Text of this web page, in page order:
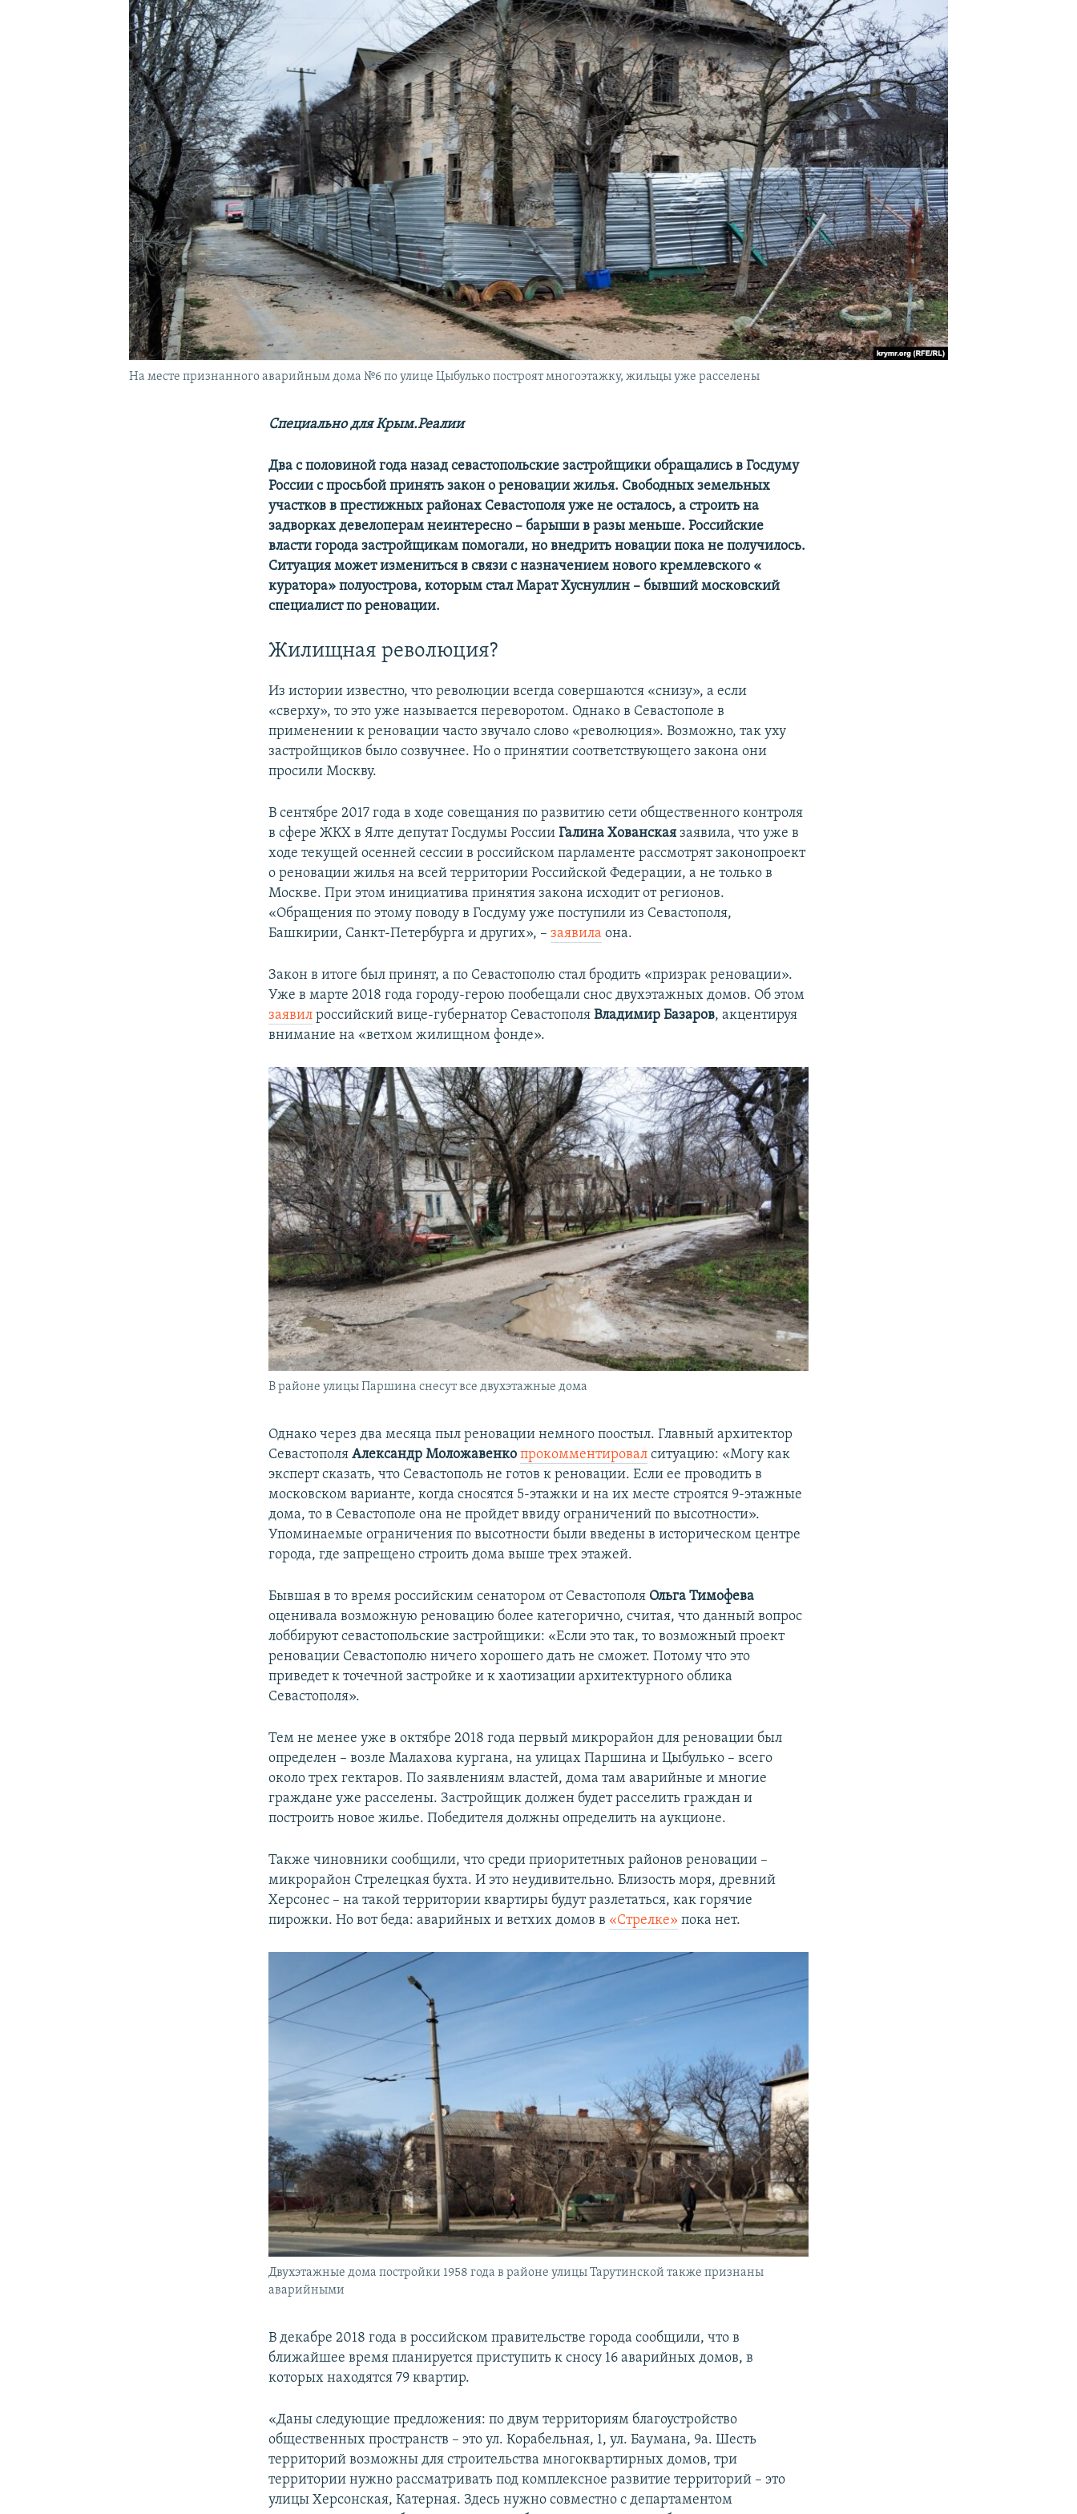
КРЫМ.НЕПОКОРЕННЫЙ
УКРАИНСКАЯ ПРОБЛЕМА КРЫМА
На месте признанного аварийным дома №6 по улице Цыбулько построят многоэтажку, жильцы уже расселены
Специально для Крым.Реалии​
Два с половиной года назад севастопольские застройщики обращались в Госдуму
России с просьбой принять закон о реновации жилья. Свободных земельных
участков в престижных районах Севастополя уже не осталось, а строить на
задворках девелоперам неинтересно – барыши в разы меньше. Российские
власти города застройщикам помогали, но внедрить новации пока не получилось.
Ситуация может измениться в связи с назначением нового кремлевского «​
куратора»​ полуострова, которым стал Марат Хуснуллин – бывший московский
специалист по реновации.
Жилищная революция?
Из истории известно, что революции всегда совершаются «снизу», а если
«сверху», то это уже называется переворотом. Однако в Севастополе в
применении к реновации часто звучало слово «революция». Возможно, так уху
застройщиков было созвучнее. Но о принятии соответствующего закона они
просили Москву.
В сентябре 2017 года в ходе совещания по развитию сети общественного контроля
в сфере ЖКХ в Ялте депутат Госдумы РоссииГалина Хованская заявила, что уже в
ходе текущей осенней сессии в российском парламенте рассмотрят законопроект
о реновации жилья на всей территории Российской Федерации, а не только в
Москве. При этом инициатива принятия закона исходит от регионов.
«Обращения по этому поводу в Госдуму уже поступили из Севастополя,
Башкирии, Санкт-Петербурга и других», –заявила она.
Закон в итоге был принят, а по Севастополю стал бродить «призрак реновации».
Уже в марте 2018 года городу-герою пообещали снос двухэтажных домов. Об этом
заявил российский вице-губернатор СевастополяВладимир Базаров, акцентируя
внимание на «ветхом жилищном фонде».
В районе улицы Паршина снесут все двухэтажные дома
Однако через два месяца пыл реновации немного поостыл. Главный архитектор
СевастополяАлександр Моложавенко прокомментировал ситуацию: «Могу как
эксперт сказать, что Севастополь не готов к реновации. Если ее проводить в
московском варианте, когда сносятся 5-этажки и на их месте строятся 9-этажные
дома, то в Севастополе она не пройдет ввиду ограничений по высотности».
Упоминаемые ограничения по высотности были введены в историческом центре
города, где запрещено строить дома выше трех этажей.
Бывшая в то время российским сенатором от Севастополя Ольга Тимофева
оценивала возможную реновацию более категорично, считая, что данный вопрос
лоббируют севастопольские застройщики: «Если это так, то возможный проект
реновации Севастополю ничего хорошего дать не сможет. Потому что это
приведет к точечной застройке и к хаотизации архитектурного облика
Севастополя».
Тем не менее уже в октябре 2018 года первый микрорайон для реновации был
определен – возле Малахова кургана, на улицах Паршина и Цыбулько – всего
около трех гектаров. По заявлениям властей, дома там аварийные и многие
граждане уже расселены. Застройщик должен будет расселить граждан и
построить новое жилье. Победителя должны определить на аукционе.
Также чиновники сообщили, что среди приоритетных районов реновации –
микрорайон Стрелецкая бухта. И это неудивительно. Близость моря, древний
Херсонес – на такой территории квартиры будут разлетаться, как горячие
пирожки. Но вот беда: аварийных и ветхих домов в «Стрелке» пока нет.
Двухэтажные дома постройки 1958 года в районе улицы Тарутинской также признаны
аварийными
В декабре 2018 года в российском правительстве города сообщили, что в
ближайшее время планируется приступить к сносу 16 аварийных домов, в
которых находятся 79 квартир.
«Даны следующие предложения: по двум территориям благоустройство
общественных пространств – это ул. Корабельная, 1, ул. Баумана, 9а. Шесть
территорий возможны для строительства многоквартирных домов, три
территории нужно рассматривать под комплексное развитие территорий – это
улицы Херсонская, Катерная. Здесь нужно совместно с департаментом